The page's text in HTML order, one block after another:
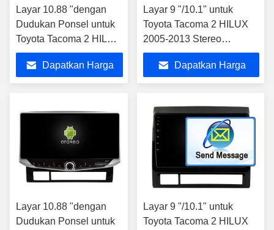
Layar 10.88 "dengan
Dudukan Ponsel untuk
Toyota Tacoma 2 HILUX
2005-2013 Multimedia
StereoDapatkan Harga
Layar 9 "/10.1" untuk
Toyota Tacoma 2 HILUX
2005-2013 Stereo
Multimedia Mobil
Dapatkan Harga
Layar 10.88 "dengan
Dudukan Ponsel untuk
Layar 9 "/10.1" untuk
Toyota Tacoma 2 HILUX